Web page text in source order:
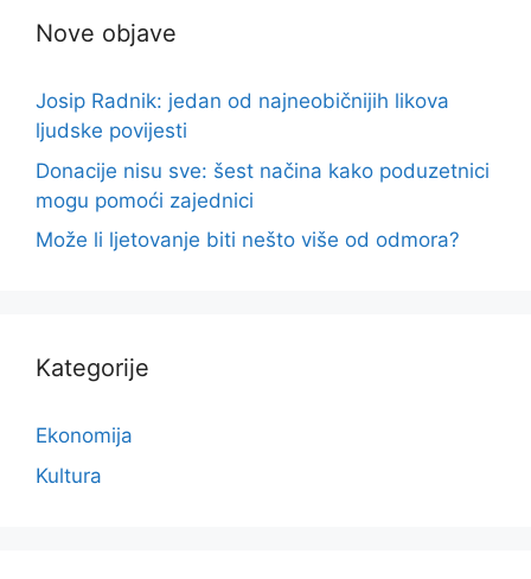
Nove objave
Josip Radnik: jedan od najneobičnijih likova
ljudske povijesti
Donacije nisu sve: šest načina kako poduzetnici
mogu pomoći zajednici
Može li ljetovanje biti nešto više od odmora?
Kategorije
Ekonomija
Kultura